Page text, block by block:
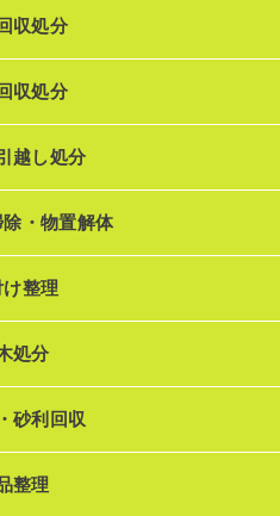
収処分
収処分
越し処分
・物置解体
け整理
処分
砂利回収
整理